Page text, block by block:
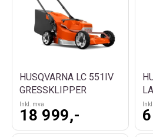
HUSQVARNA LC 551IV
GRESSKLIPPER
Inkl. mva
18 999,-